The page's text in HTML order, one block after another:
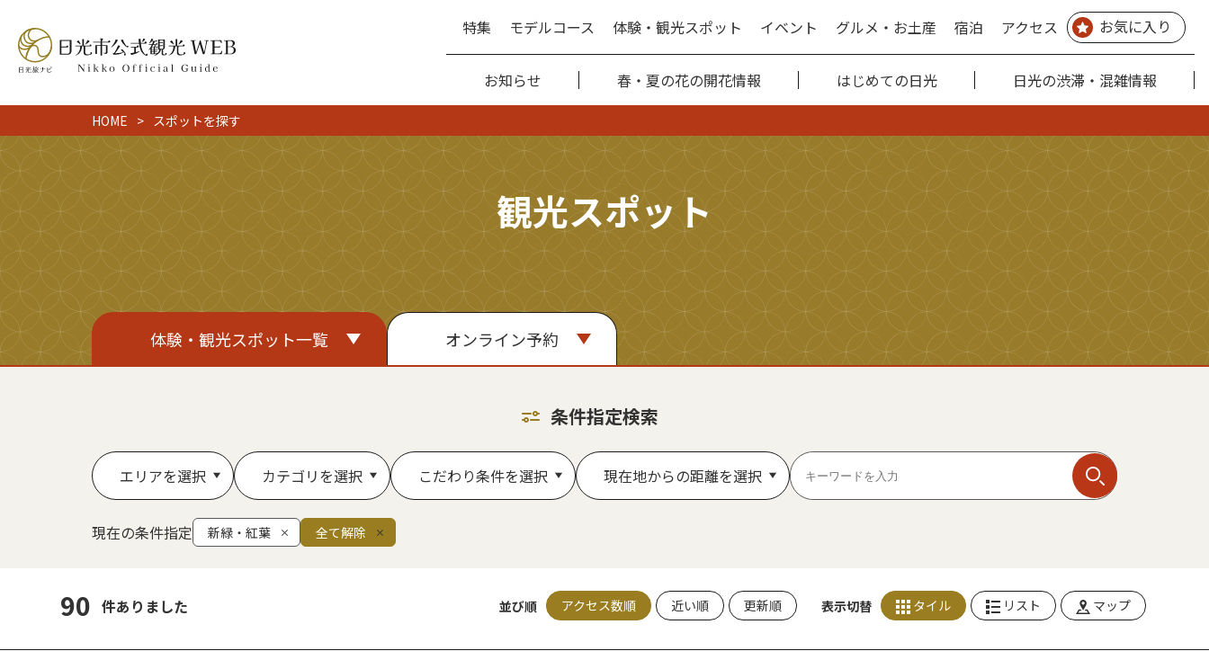
特集 モデルコース 体験・観光スポット イベント グルメ・お土産 宿泊 アクセス お気に入り
お知らせ 春・夏の花の開花情報 はじめての日光 日光の渋滞・混雑情報
HOME スポットを探す
観光スポット
体験・観光スポット一覧 オンライン予約
条件指定検索
エリアを選択 カテゴリを選択 こだわり条件を選択 現在地からの距離を選択
現在の条件指定 新緑・紅葉 全て解除
90 件ありました 並び順 アクセス数順 近い順 更新順 表示切替 タイル リスト マップ